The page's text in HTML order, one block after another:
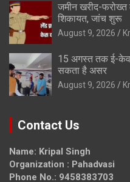
जमीन खरीद-फरोख्त
शिकायत, जांच शुरू
August 9, 2026
15 अगस्त तक ई-
सकता है असर
August 9, 2026
Contact Us
Name: Kripal Singh
Organization : Pahadvasi
Phone No.: 9458383703